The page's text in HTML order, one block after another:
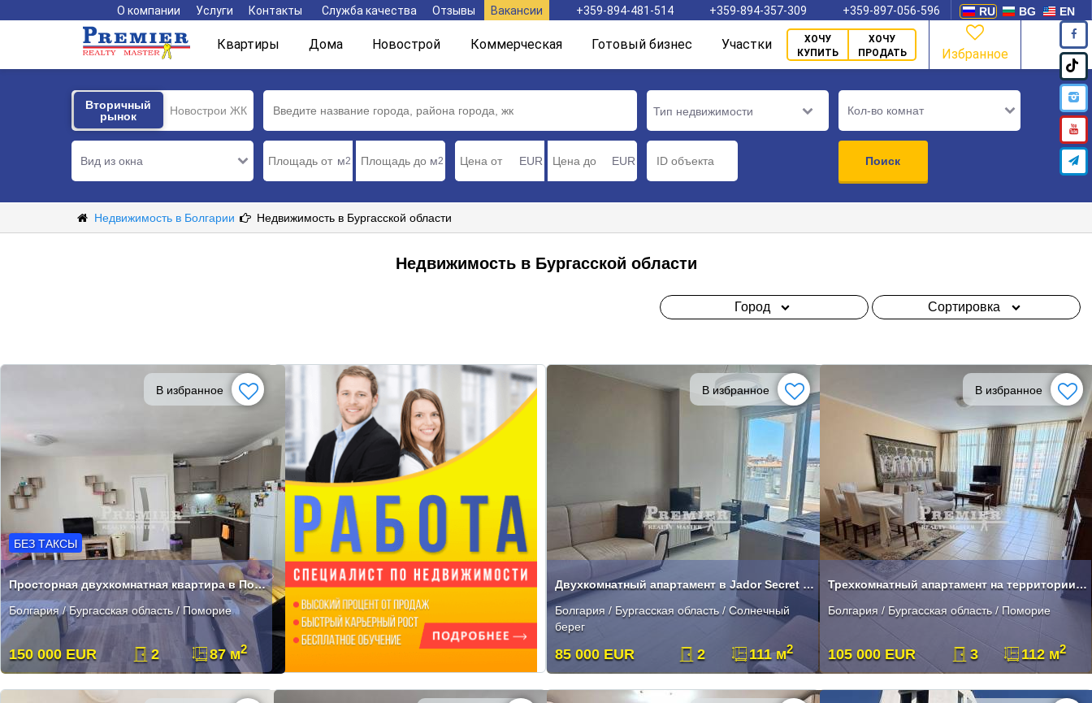
RU BG EN
О компании Услуги Контакты Служба качества Отзывы Вакансии +359-894-481-514 +359-894-357-309 +359-897-056-596
Квартиры Дома Новострой Коммерческая Готовый бизнес Участки
ХОЧУ
КУПИТЬ
ХОЧУ
ПРОДАТЬ
Избранное
Вторичный
рынок
Новострои ЖК
Вторичный
рынок
Вид из окна м2 м2 EUR EUR
Тип недвижимости Кол-во комнат
Поиск
Недвижимость в Болгарии Недвижимость в Бургасской области
Недвижимость в Бургасской области
Город Сортировка
В избранное
БЕЗ ТАКСЫ
Просторная двухкомнатная квартира в Поморие Старый город без таксы
Болгария / Бургасская область / Поморие
150 000 EUR 2 87 м2
В избранное
Двухкомнатный апартамент в Jador Secret Gardens
Болгария / Бургасская область / Солнечный
берег
85 000 EUR 2 111 м2
В избранное
Трехкомнатный апартамент на территории закрытого комплекса в Поморие
Болгария / Бургасская область / Поморие
105 000 EUR 3 112 м2